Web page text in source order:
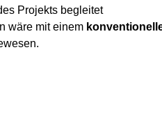
Projekts begleitet
wäre mit einem